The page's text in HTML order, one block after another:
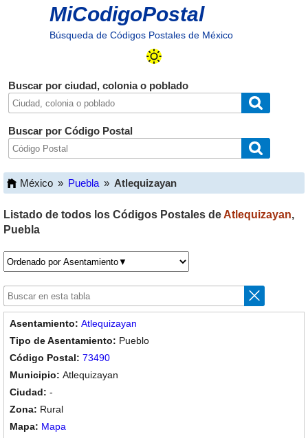
MiCodigoPostal
Búsqueda de Códigos Postales de México
Buscar por ciudad, colonia o poblado
Buscar por Código Postal
México » Puebla » Atlequizayan
Listado de todos los Códigos Postales deAtlequizayan,
Puebla
Atlequizayan
Pueblo
73490
Atlequizayan
-
Rural
Mapa